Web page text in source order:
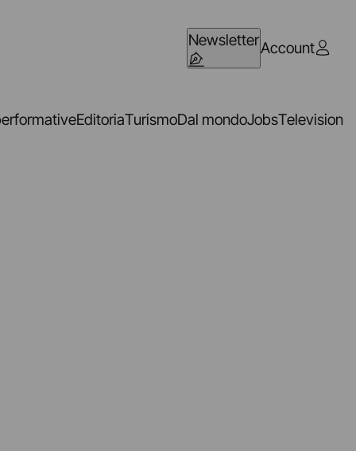
NewsletterAccount
EditoriaTurismoDal mondoJobsTelevision